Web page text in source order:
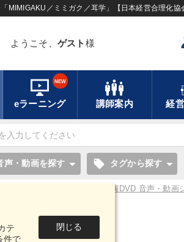
／ミミガク／耳学」【日本経営合理化協
ようこそ、 ゲスト 様
eラーニング
NEW
講師案内 経
テ
件で
閉じる
声・動画を探す local_offer タグから探す
経営者セミナー講演CD・講演DVD 音声・動画
音声・動画